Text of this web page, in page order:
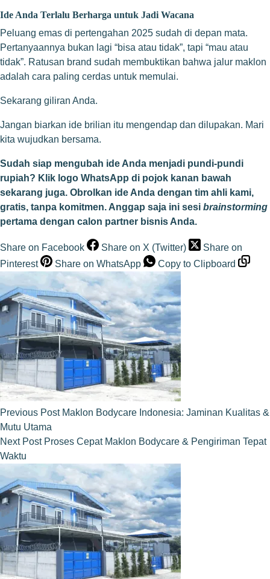
Ide Anda Terlalu Berharga untuk Jadi Wacana
Peluang emas di pertengahan 2025 sudah di depan mata.
Pertanyaannya bukan lagi “bisa atau tidak”, tapi “mau atau
tidak”. Ratusan brand sudah membuktikan bahwa jalur maklon
adalah cara paling cerdas untuk memulai.
Sekarang giliran Anda.
Jangan biarkan ide brilian itu mengendap dan dilupakan. Mari
kita wujudkan bersama.
Sudah siap mengubah ide Anda menjadi pundi-pundi
rupiah? Klik logo WhatsApp di pojok kanan bawah
sekarang juga. Obrolkan ide Anda dengan tim ahli kami,
gratis, tanpa komitmen. Anggap saja ini sesi brainstorming
pertama dengan calon partner bisnis Anda.
Share on Facebook Share on X (Twitter)
Share on
Pinterest
Share on WhatsApp Copy to Clipboard
Previous Post Maklon Bodycare Indonesia: Jaminan Kualitas &
Mutu Utama
Next Post Proses Cepat Maklon Bodycare & Pengiriman Tepat
Waktu